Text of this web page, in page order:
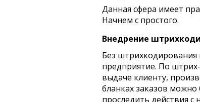
Данная сфера имеет
Начнем с простого.
Внедрение
Без
предприятие. По
выдаче клиенту,
бланках заказов
проследить действия с